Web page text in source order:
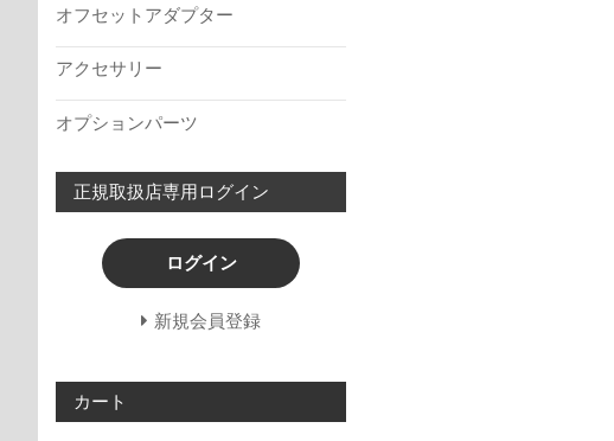
オフセットアダプター
アクセサリー
オプションパーツ
正規取扱店専用ログイン
ログイン
新規会員登録
カート